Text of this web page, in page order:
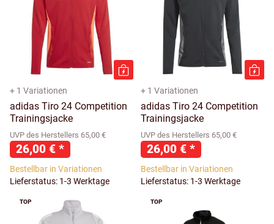
+ 1 Variationen
adidas Tiro 24 Competition
Trainingsjacke
UVP des Herstellers 65,00 €
26,00 € *
Bestellbar in Variationen
Lieferstatus: 1-3 Werktage
+ 1 Variationen
adidas Tiro 24 Competition
Trainingsjacke
UVP des Herstellers 65,00 €
26,00 € *
Bestellbar in Variationen
Lieferstatus: 1-3 Werktage
TOP TOP